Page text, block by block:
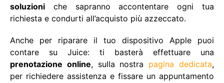
soluzioni che sapranno accontentare ogni tua
richiesta e condurti all’acquisto più azzeccato.
Anche per riparare il tuo dispositivo Apple puoi
contare su Juice: ti basterà effettuare una
prenotazione online, sulla nostra pagina dedicata,
per richiedere assistenza e fissare un appuntamento